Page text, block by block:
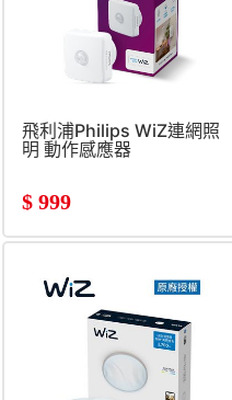
飛利浦Philips WiZ連網照
明 動作感應器
$ 999